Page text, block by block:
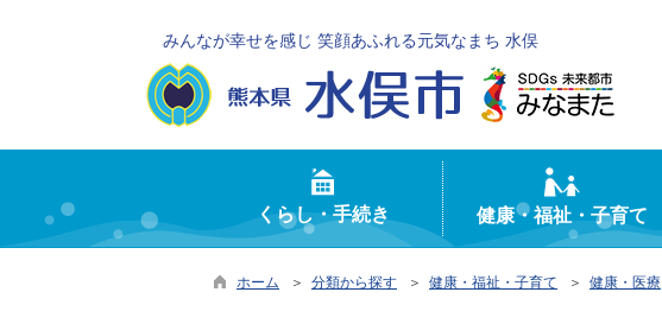
みんなが幸せを感じ 笑顔あふれる元気なまち 水俣
くらし・手続き 健康・福祉・子育て
ホーム ＞ 分類から探す ＞ 健康・福祉・子育て ＞ 健康・医療